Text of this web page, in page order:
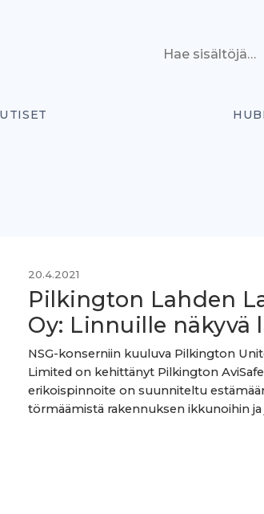
20.4.2021
Pilkington Lahden
Oy: Linnuille näkyvä
NSG-konserniin kuuluva Pilkington
Limited on kehittänyt Pilkington
erikoispinnoite on suunniteltu
törmäämistä rakennuksen ikkunoihin ja